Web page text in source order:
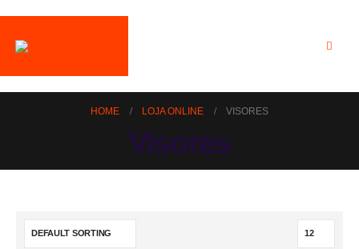
HOME LOJA ONLINE VISORES
Visores